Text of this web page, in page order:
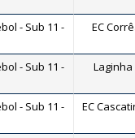
- Sub 11 -
EC
- Sub 11 -
Laginha
- Sub 11 -
EC